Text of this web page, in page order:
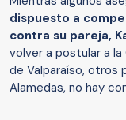
dispuesto a
contra su pareja,
volver a postular a la
de Valparaíso, otros
Alamedas, no hay